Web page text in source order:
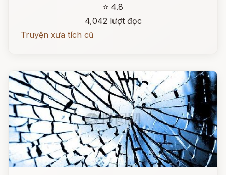
⭐ 4.8
4,042 lượt đọc
Truyện xưa tích cũ